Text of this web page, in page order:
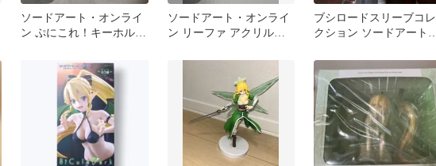
ソードアート・オンライ
ン ぷにこれ！キーホルダ
ソードアート・オンライ
ン リーファ アクリルス
ブシロードスリーブコレ
クション ソードアート・